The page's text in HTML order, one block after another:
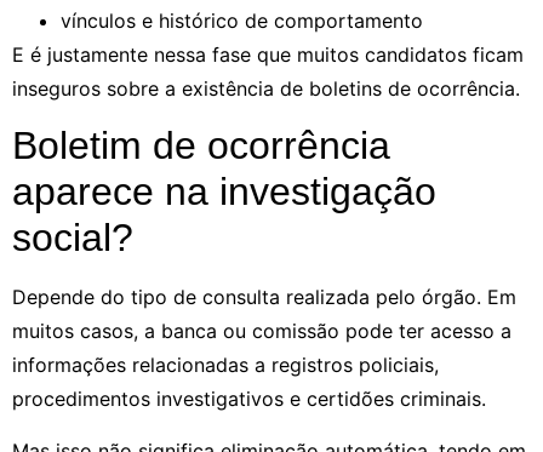
vínculos e histórico de comportamento
E é justamente nessa fase que muitos candidatos ficam
inseguros sobre a existência de boletins de ocorrência.
Boletim de ocorrência
aparece na investigação
social?
Depende do tipo de consulta realizada pelo órgão. Em
muitos casos, a banca ou comissão pode ter acesso a
informações relacionadas a registros policiais,
procedimentos investigativos e certidões criminais.